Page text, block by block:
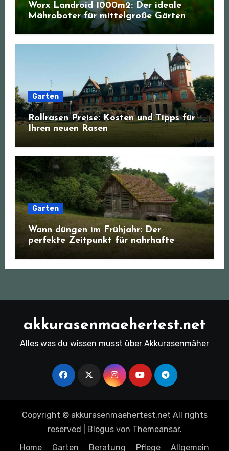
Worx Landroid 1000m2: Der ideale
Mähroboter für mittelgroße Gärten
Garten
Rollrasen Preise: Kosten und Tipps für
Ihren neuen Rasen
Garten
Wann düngen im Frühjahr: Der
perfekte Zeitpunkt für nahrhafte
Böden
akkurasenmaehertest.net
Alles was du wissen musst über Akkurasenmäher
Copyright © akkurasenmaehertest.net All rights
reserved
Blogusvon Themeansar.
Home
Garten Beratung Pflege Allgemein